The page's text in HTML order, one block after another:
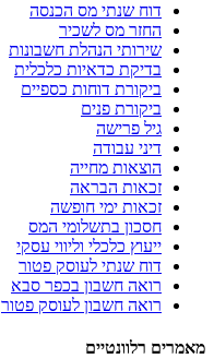
דוח שנתי מס הכנסה
החזר מס לשכיר
שירותי הנהלת חשבונות
בדיקת כדאיות כלכלית
ביקורת דוחות כספיים
ביקורת פנים
גיל פרישה
דיני עבודה
הוצאות מחייה
זכאות הבראה
זכאות ימי חופשה
חסכון בתשלומי המס
ייעוץ כלכלי וליווי עסקי
דוח שנתי לעוסק פטור
רואה חשבון בכפר סבא
רואה חשבון לעוסק פטור
מאמרים רלוונטיים